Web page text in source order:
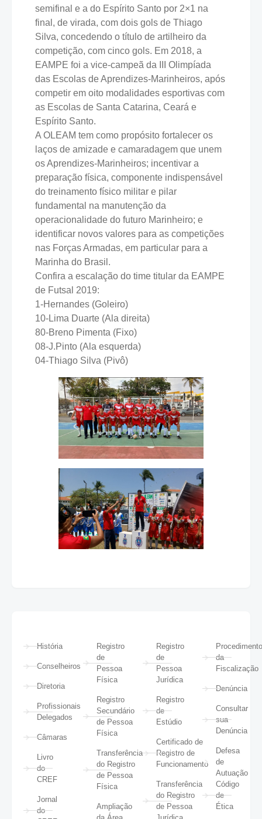
semifinal e a do Espírito Santo por 2×1 na
final, de virada, com dois gols de Thiago
Silva, concedendo o título de artilheiro da
competição, com cinco gols. Em 2018, a
EAMPE foi a vice-campeã da III Olimpíada
das Escolas de Aprendizes-Marinheiros, após
competir em oito modalidades esportivas com
as Escolas de Santa Catarina, Ceará e
Espírito Santo.
A OLEAM tem como propósito fortalecer os
laços de amizade e camaradagem que unem
os Aprendizes-Marinheiros; incentivar a
preparação física, componente indispensável
do treinamento físico militar e pilar
fundamental na manutenção da
operacionalidade do futuro Marinheiro; e
identificar novos valores para as competições
nas Forças Armadas, em particular para a
Marinha do Brasil.
Confira a escalação do time titular da EAMPE
de Futsal 2019:
1-Hernandes (Goleiro)
10-Lima Duarte (Ala direita)
80-Breno Pimenta (Fixo)
08-J.Pinto (Ala esquerda)
04-Thiago Silva (Pivô)
História
Conselheiros
Diretoria
Profissionais
Delegados
Câmaras
Livro
do
CREF
Jornal
do
Registro
de
Pessoa
Física
Registro
Secundário
de Pessoa
Física
Transferência
do Registro
de Pessoa
Física
Ampliação
Registro
de
Pessoa
Jurídica
Registro
de
Estúdio
Certificado de
Registro de
Funcionamento
Transferência
do Registro
de Pessoa
da
Fiscalização
Denúncia
Consultar
sua
Denúncia
Defesa
de
Autuação
Código
de
Ética